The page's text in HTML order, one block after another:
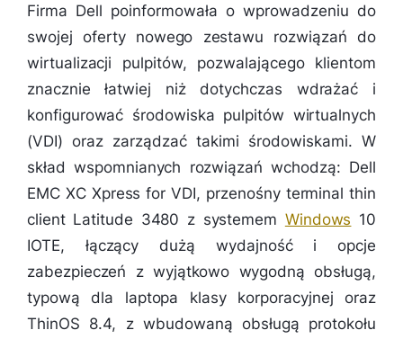
Firma Dell poinformowała o wprowadzeniu do
swojej oferty nowego zestawu rozwiązań do
wirtualizacji pulpitów, pozwalającego klientom
znacznie łatwiej niż dotychczas wdrażać i
konfigurować środowiska pulpitów wirtualnych
(VDI) oraz zarządzać takimi środowiskami. W
skład wspomnianych rozwiązań wchodzą: Dell
EMC XC Xpress for VDI, przenośny terminal thin
client Latitude 3480 z systemem Windows 10
IOTE, łączący dużą wydajność i opcje
zabezpieczeń z wyjątkowo wygodną obsługą,
typową dla laptopa klasy korporacyjnej oraz
ThinOS 8.4, z wbudowaną obsługą protokołu